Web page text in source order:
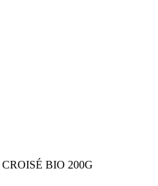
BIO 200G